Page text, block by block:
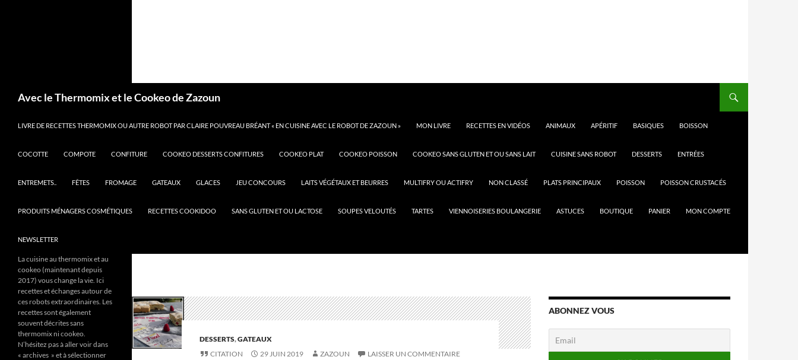
Avec le Thermomix et le Cookeo de Zazoun
LIVRE DE RECETTES THERMOMIX OU AUTRE ROBOT PAR CLAIRE POUVREAU BRÉANT « EN CUISINE AVEC LE ROBOT DE ZAZOUN » MON LIVRE RECETTES EN VIDÉOS ANIMAUX APÉRITIF BASIQUES BOISSON
COCOTTE COMPOTE CONFITURE COOKEO DESSERTS CONFITURES COOKEO PLAT COOKEO POISSON COOKEO SANS GLUTEN ET OU SANS LAIT CUISINE SANS ROBOT DESSERTS ENTRÉES
ENTREMETS.. FÊTES FROMAGE GATEAUX GLACES JEU CONCOURS LAITS VÉGÉTAUX ET BEURRES MULTIFRY OU ACTIFRY NON CLASSÉ PLATS PRINCIPAUX POISSON POISSON CRUSTACÉS
PRODUITS MÉNAGERS COSMÉTIQUES RECETTES COOKIDOO SANS GLUTEN ET OU LACTOSE SOUPES VELOUTÉS TARTES VIENNOISERIES BOULANGERIE ASTUCES BOUTIQUE PANIER MON COMPTE
NEWSLETTER
DESSERTS,GATEAUX
CITATION
29 JUIN 2019 ZAZOUN LAISSER UN COMMENTAIRE
ABONNEZ VOUS
La cuisine au thermomix et au
cookeo (maintenant depuis
2017) vous change la vie. Ici
recettes et échanges autour de
ces robots extraordinaires. Les
recettes sont également
souvent décrites sans
thermomix ni cookeo.
N’hésitez pas à aller voir dans
« archives » et à sélectionner